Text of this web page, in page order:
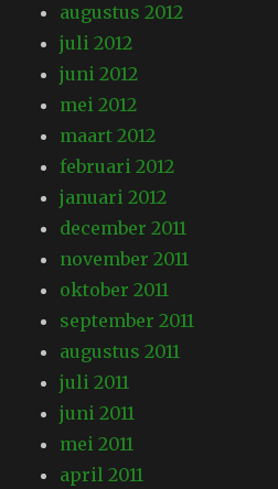
augustus 2012
juli 2012
juni 2012
mei 2012
maart 2012
februari 2012
januari 2012
december 2011
november 2011
oktober 2011
september 2011
augustus 2011
juli 2011
juni 2011
mei 2011
april 2011